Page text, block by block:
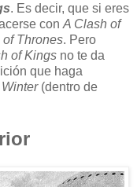
. Es decir, que si eres
con A Clash of
of Thrones. Pero
of Kings no te da
que haga
(dentro de